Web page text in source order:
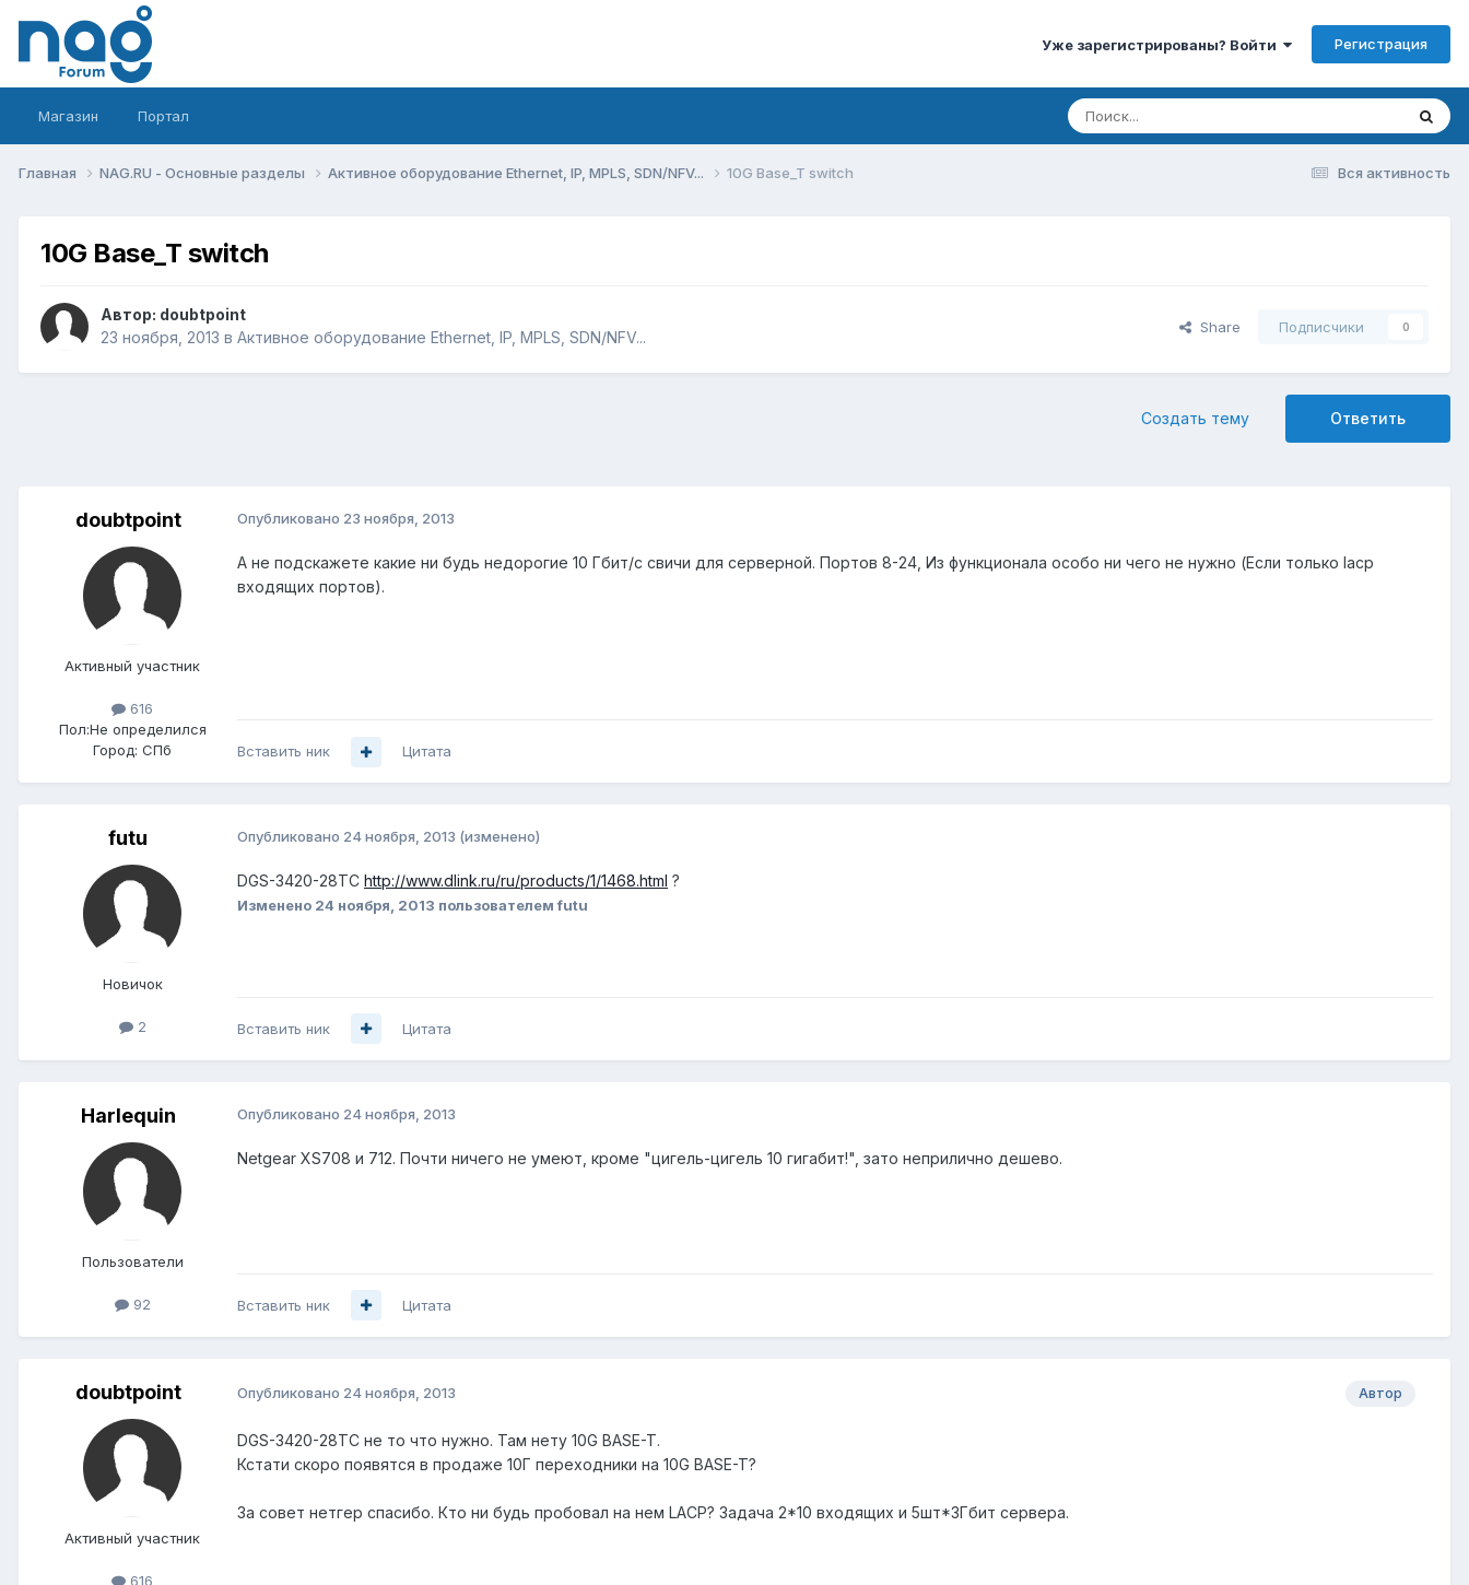
Уже зарегистрированы? Войти Регистрация
Магазин Портал
Вся активность
Главная NAG.RU - Основные разделы Активное оборудование Ethernet, IP, MPLS, SDN/NFV... 10G Base_T switch
10G Base_T switch
Автор: doubtpoint
23 ноября, 2013 в Активное оборудование Ethernet, IP, MPLS, SDN/NFV...
Share Подписчики 0
Ответить
Создать тему
doubtpoint
Активный участник
616
Пол:Не определился
Город: СПб
Опубликовано 23 ноября, 2013
А не подскажете какие ни будь недорогие 10 Гбит/с свичи для серверной. Портов 8-24, Из функционала особо ни чего не нужно (Если только lacp
входящих портов).
Вставить ник Цитата
futu
Новичок
2
Опубликовано 24 ноября, 2013 (изменено)
DGS-3420-28TC http://www.dlink.ru/ru/products/1/1468.html ?
Изменено 24 ноября, 2013 пользователем futu
Вставить ник Цитата
Harlequin
Пользователи
92
Опубликовано 24 ноября, 2013
Netgear XS708 и 712. Почти ничего не умеют, кроме "цигель-цигель 10 гигабит!", зато неприлично дешево.
Вставить ник Цитата
doubtpoint
Активный участник
616
Автор
Опубликовано 24 ноября, 2013
DGS-3420-28TC не то что нужно. Там нету 10G BASE-T.
Кстати скоро появятся в продаже 10Г переходники на 10G BASE-T?
За совет нетгер спасибо. Кто ни будь пробовал на нем LACP? Задача 2*10 входящих и 5шт*3Гбит сервера.